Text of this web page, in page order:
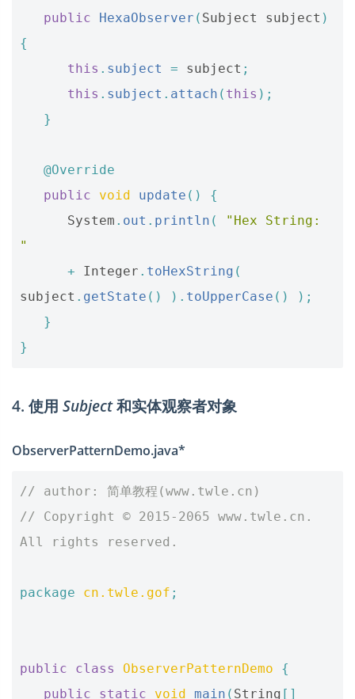
public HexaObserver ( Subject subject )
{
this . subject = subject ;
this . subject . attach ( this );
}
@Override
public
void update ()
{
System . out . println (
"Hex String:
"
+
Integer . toHexString (
subject . getState () ). toUpperCase ()
);
}
}
4. 使用 Subject和实体观察者对象
ObserverPatternDemo.java*
// author: 简单教程(www.twle.cn)
// Copyright © 2015-2065 www.twle.cn.
All rights reserved.
package cn.twle.gof ;
public class ObserverPatternDemo
{
public
static void main ( String []